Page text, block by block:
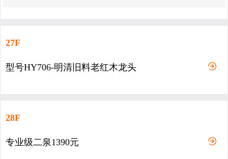
27F
型号HY706-明清旧料老红木龙头
28F
专业级二泉1390元